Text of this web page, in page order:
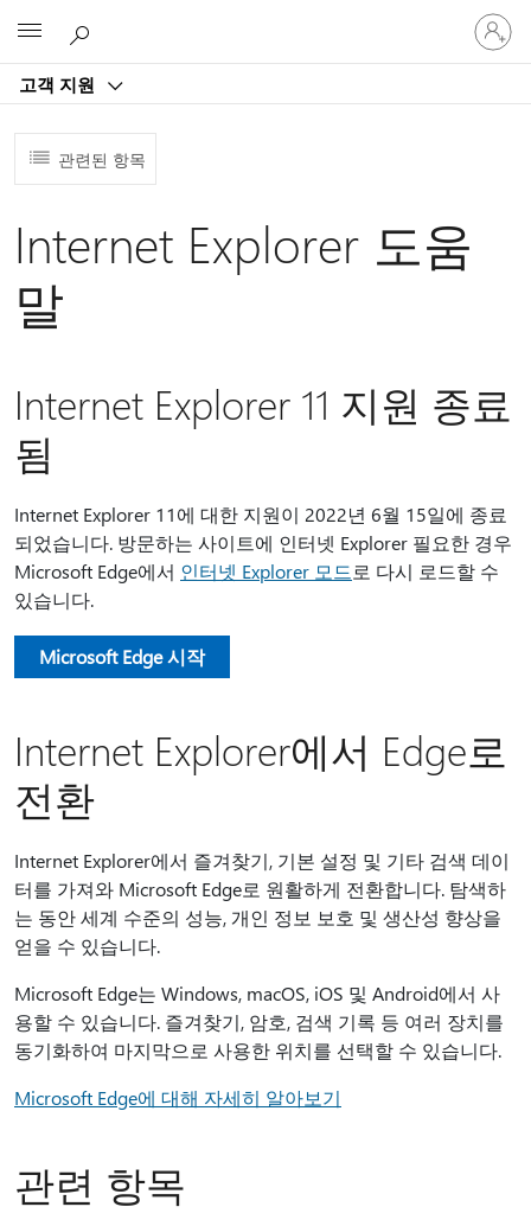
고객 지원
귀
하
계
관련된 항목
Internet Explorer 도움
말
Internet Explorer 11 지원 종료
됨
Internet Explorer 11에 대한 지원이 2022년 6월 15일에 종료
되었습니다. 방문하는 사이트에 인터넷 Explorer 필요한 경우
Microsoft Edge에서 인터넷 Explorer 모드 로 다시 로드할 수
있습니다.
Microsoft Edge 시작
Internet Explorer에서 Edge로
전환
Internet Explorer에서 즐겨찾기, 기본 설정 및 기타 검색 데이
터를 가져와 Microsoft Edge로 원활하게 전환합니다. 탐색하
는 동안 세계 수준의 성능, 개인 정보 보호 및 생산성 향상을
얻을 수 있습니다.
Microsoft Edge는 Windows, macOS, iOS 및 Android에서 사
용할 수 있습니다. 즐겨찾기, 암호, 검색 기록 등 여러 장치를
동기화하여 마지막으로 사용한 위치를 선택할 수 있습니다.
Microsoft Edge에 대해 자세히 알아보기
관련 항목